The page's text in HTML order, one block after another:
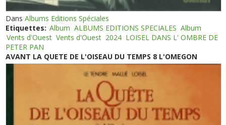
DansAlbums Editions Spéciales
Etiquettes: Album ALBUMS EDITIONS SPECIALES Album
Vents d'Ouest Vents d'Ouest 2024 LOISEL DANS L' OMBRE DE
PETER PAN
AVANT LA QUETE DE L'OISEAU DU TEMPS 8 L'OMEGON